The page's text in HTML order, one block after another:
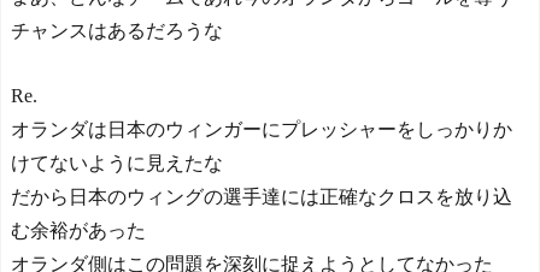
チャンスはあるだろうな
Re.
オランダは日本のウィンガーにプレッシャーをしっかりか
けてないように見えたな
だから日本のウィングの選手達には正確なクロスを放り込
む余裕があった
オランダ側はこの問題を深刻に捉えようとしてなかった